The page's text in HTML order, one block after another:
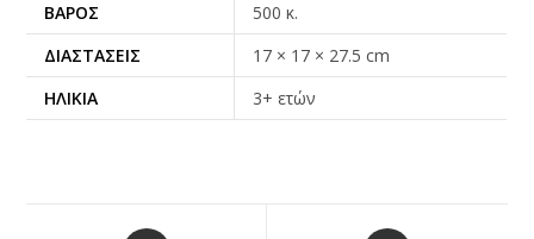
ΒΆΡΟΣ
500 κ.
ΔΙΑΣΤΆΣΕΙΣ
17 × 17 × 27.5 cm
ΗΛΙΚΊΑ
3+ ετών